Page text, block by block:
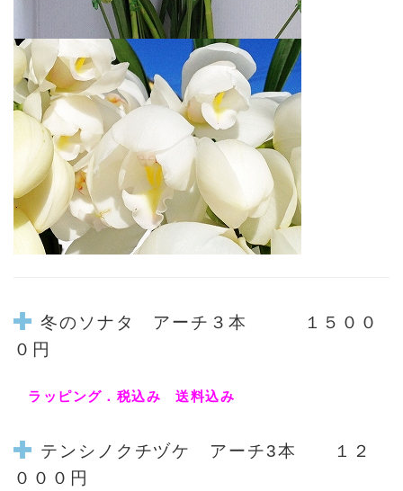
冬のソナタ アーチ３本 １５００
０円
ラッピング．税込み 送料込み
テンシノクチヅケ アーチ3本 １２
０００円